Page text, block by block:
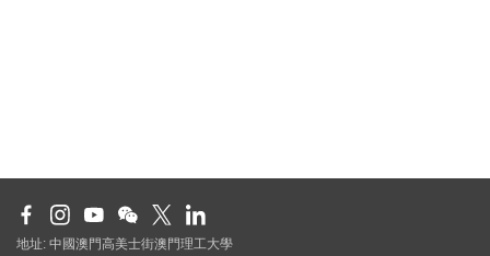
地址: 中國澳門高美士街澳門理工大學